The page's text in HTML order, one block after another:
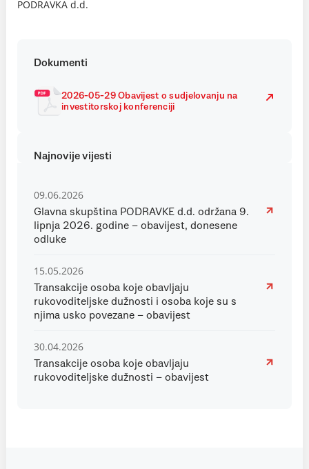
PODRAVKA d.d.
Dokumenti
2026-05-29 Obavijest o sudjelovanju na
investitorskoj konferenciji
Najnovije vijesti
09.06.2026
Glavna skupština PODRAVKE d.d. održana 9.
lipnja 2026. godine – obavijest, donesene
odluke
15.05.2026
Transakcije osoba koje obavljaju
rukovoditeljske dužnosti i osoba koje su s
njima usko povezane – obavijest
30.04.2026
Transakcije osoba koje obavljaju
rukovoditeljske dužnosti – obavijest